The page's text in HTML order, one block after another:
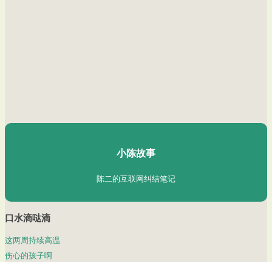
陈二Chenèr
小陈故事
陈二的互联网纠结笔记
口水滴哒滴
这两周持续高温
伤心的孩子啊